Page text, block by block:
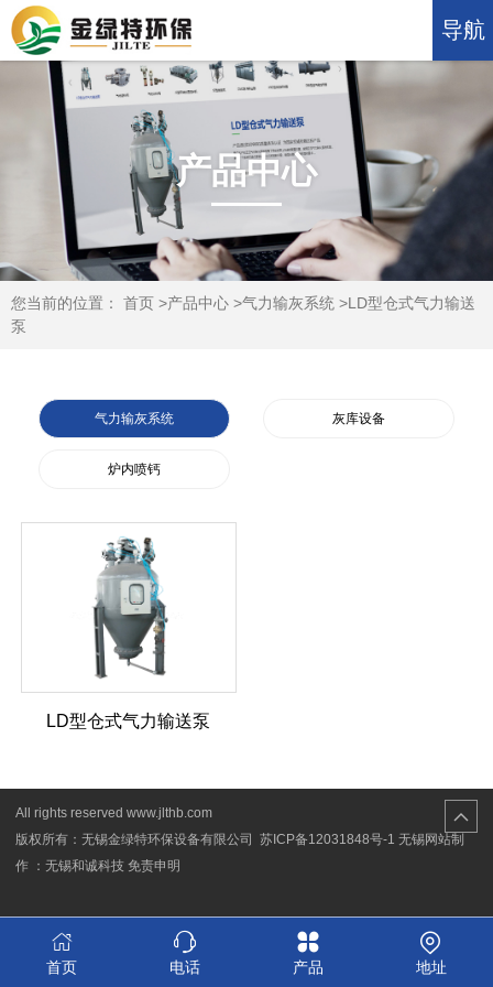
导航
产品中心
您当前的位置： 首页 >产品中心 >气力输灰系统 >LD型仓式气力输送
泵
气力输灰系统 灰库设备
炉内喷钙
LD型仓式气力输送泵
All rights reserved www.jlthb.com
版权所有：无锡金绿特环保设备有限公司苏ICP备12031848号-1无锡网站制
作 ：无锡和诚科技 免责申明
首页 电话 产品 地址